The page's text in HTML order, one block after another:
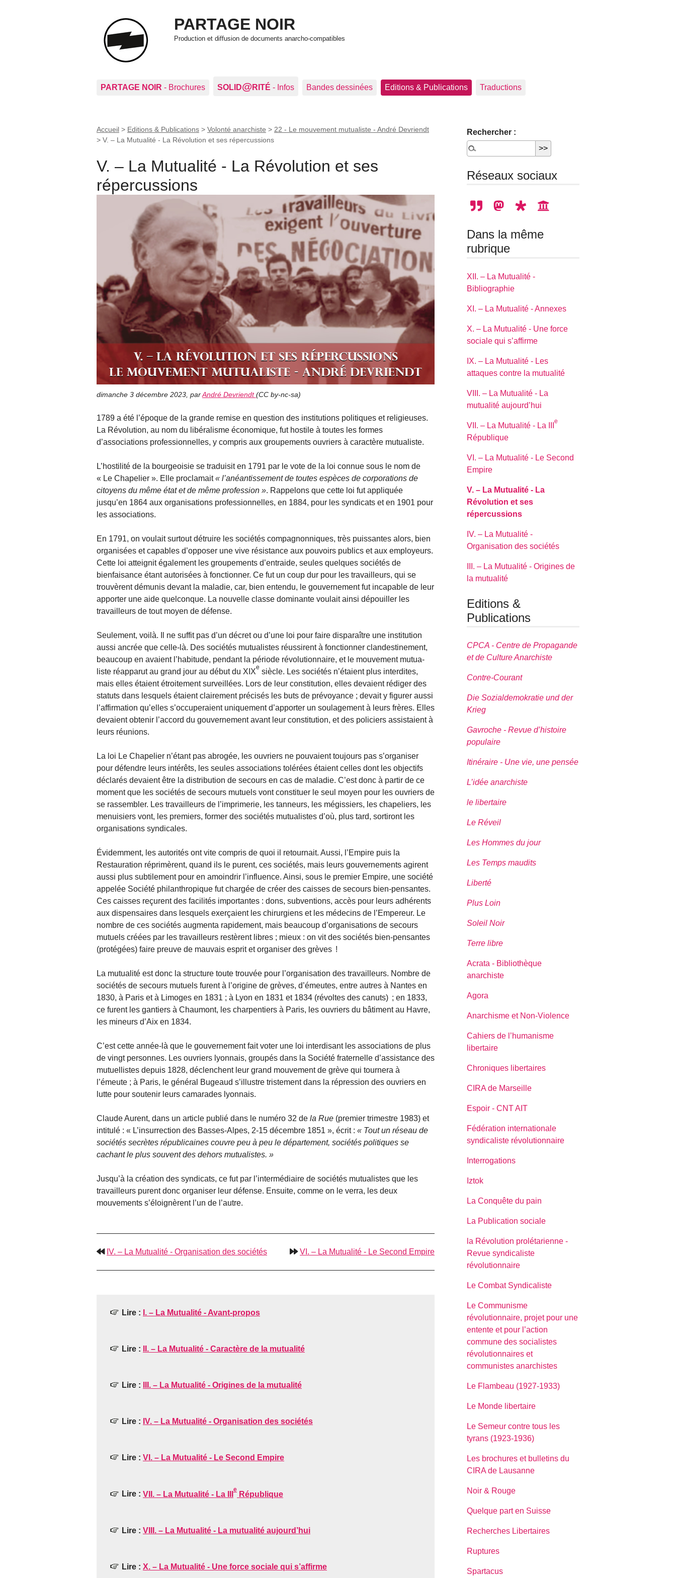
PARTAGE NOIR
Production et diffusion de documents anarcho-compatibles
PARTAGE NOIR - Brochures SOLID@RITÉ - Infos Bandes dessinées Editions & Publications Traductions
Accueil > Editions & Publications > Volonté anarchiste > 22 - Le mouvement mutualiste - André Devriendt
> V. – La Mutualité - La Révolution et ses répercussions
V. – La Mutualité - La Révolution et ses
répercussions
dimanche 3 décembre 2023, parAndré Devriendt(CC by-nc-sa)
1789 a été l’époque de la grande remise en question des institutions politiques et religieuses.
La Révolution, au nom du libéralisme écono­mique, fut hostile à toutes les formes
d’associations professionnelles, y compris aux groupements ouvriers à caractère mutualiste.
L’hostilité de la bourgeoisie se traduisit en 1791 par le vote de la loi connue sous le nom de
« Le Chapelier ». Elle proclamait
l’anéantis­sement de toutes espèces de corporations de
citoyens du même état et de même profession
. Rappelons que cette loi fut appliquée
jusqu’en 1864 aux organisations professionnelles, en 1884, pour les syndicats et en 1901 pour
les associations.
En 1791, on voulait surtout détruire les sociétés compagnonniques, très puissantes alors, bien
organisées et capables d’opposer une vive résis­tance aux pouvoirs publics et aux employeurs.
Cette loi atteignit également les groupements d’entraide, seules quelques sociétés de
bienfaisance étant autorisées à fonctionner. Ce fut un coup dur pour les travailleurs, qui se
trouvèrent démunis devant la maladie, car, bien entendu, le gouverne­ment fut incapable de leur
apporter une aide quelconque. La nouvelle classe dominante voulait ainsi dépouiller les
travailleurs de tout moyen de défense.
Seulement, voilà. Il ne suffit pas d’un décret ou d’une loi pour faire disparaître une institution
aussi ancrée que celle-là. Des sociétés mutualistes réussirent à fonctionner clandestinement,
beaucoup en avaient l’habitude, pendant la période révolutionnaire, et le mouvement mutua­
liste réapparut au grand jour au début du XIX
e
siècle. Les sociétés n’étaient plus interdites,
mais elles étaient étroitement surveillées. Lors de leur constitution, elles devaient rédiger des
statuts dans lesquels étaient clairement précisés les buts de prévoyance ; devait y figurer aussi
l’affirmation qu’elles s’occuperaient uniquement d’apporter un soulage­ment à leurs frères. Elles
devaient obtenir l’accord du gouvernement avant leur constitution, et des policiers assistaient à
leurs réunions.
La loi Le Chapelier n’étant pas abrogée, les ouvriers ne pouvaient toujours pas s’organiser
pour défendre leurs intérêts, les seules associations tolérées étaient celles dont les objectifs
déclarés devaient être la distri­bution de secours en cas de maladie. C’est donc à partir de ce
moment que les sociétés de secours mutuels vont constituer le seul moyen pour les ouvriers de
se rassembler. Les travailleurs de l’imprimerie, les tanneurs, les mégissiers, les chapeliers, les
menuisiers vont, les premiers, former des sociétés mutualistes d’où, plus tard, sortiront les
organisations syndicales.
Évidemment, les autorités ont vite compris de quoi il retournait. Aussi, l’Empire puis la
Restauration réprimèrent, quand ils le purent, ces sociétés, mais leurs gouvernements agirent
aussi plus subtilement pour en amoindrir l’influence. Ainsi, sous le premier Empire, une société
appelée Société philanthropique fut chargée de créer des caisses de secours bien-­pensantes.
Ces caisses reçurent des facilités importantes : dons, subven­tions, accès pour leurs adhérents
aux dispensaires dans lesquels exerçaient les chirurgiens et les médecins de l’Empereur. Le
nombre de ces sociétés augmenta rapidement, mais beaucoup d’organisations de secours
mutuels créées par les travailleurs restèrent libres ; mieux : on vit des sociétés bien-pensantes
(protégées) faire preuve de mauvais esprit et organiser des grèves !
La mutualité est donc la structure toute trouvée pour l’organisation des travailleurs. Nombre de
sociétés de secours mutuels furent à l’origine de grèves, d’émeutes, entre autres à Nantes en
1830, à Paris et à Limoges en 1831 ; à Lyon en 1831 et 1834 (révoltes des canuts) ; en 1833,
ce furent les gantiers à Chaumont, les charpentiers à Paris, les ouvriers du bâtiment au Havre,
les mineurs d’Aix en 1834.
C’est cette année-là que le gouvernement fait voter une loi interdisant les associations de plus
de vingt personnes. Les ouvriers lyonnais, groupés dans la Société fraternelle d’assistance des
mutuellistes depuis 1828, déclenchent leur grand mouvement de grève qui tournera à
l’émeute ; à Paris, le général Bugeaud s’illustre tristement dans la répression des ouvriers en
lutte pour soutenir leurs camarades lyonnais.
Claude Aurent, dans un article publié dans le numéro 32 de la Rue (premier trimestre 1983) et
intitulé : « L’insurrection des Basses-Alpes, 2-15 décembre 1851 », écrit :
Tout un réseau de
sociétés secrètes républicaines couvre peu à peu le département, sociétés politiques se
cachant le plus souvent des dehors mutualistes.
Jusqu’à la création des syndicats, ce fut par l’intermédiaire de sociétés mutualistes que les
travailleurs purent donc organiser leur défense. Ensuite, comme on le verra, les deux
mouvements s’éloignèrent l’un de l’autre.
IV. – La Mutualité - Organisation des sociétés VI. – La Mutualité - Le Second Empire
Lire : I. – La Mutualité - Avant-propos
Lire : II. – La Mutualité - Caractère de la mutualité
Lire : III. – La Mutualité - Origines de la mutualité
Lire : IV. – La Mutualité - Organisation des sociétés
Lire : VI. – La Mutualité - Le Second Empire
Lire : VII. – La Mutualité - La III
e
République
Lire : VIII. – La Mutualité - La mutualité aujourd’hui
Lire : X. – La Mutualité - Une force sociale qui s’affirme
Rechercher :
Réseaux sociaux
Dans la même
rubrique
XII. – La Mutualité -
Bibliographie
XI. – La Mutualité - Annexes
X. – La Mutualité - Une force
sociale qui s’affirme
IX. – La Mutualité - Les
attaques contre la mutualité
VIII. – La Mutualité - La
mutualité aujourd’hui
VII. – La Mutualité - La III
e
République
VI. – La Mutualité - Le Second
Empire
V. – La Mutualité - La
Révolution et ses
répercussions
IV. – La Mutualité -
Organisation des sociétés
III. – La Mutualité - Origines de
la mutualité
Editions &
Publications
CPCA - Centre de Propagande
et de Culture Anarchiste
Contre-Courant
Die Sozialdemokratie und der
Krieg
Gavroche - Revue d’histoire
populaire
Itinéraire - Une vie, une pensée
L’idée anarchiste
le libertaire
Le Réveil
Les Hommes du jour
Les Temps maudits
Liberté
Plus Loin
Soleil Noir
Terre libre
Acrata - Bibliothèque
anarchiste
Agora
Anarchisme et Non-Violence
Cahiers de l’humanisme
libertaire
Chroniques libertaires
CIRA de Marseille
Espoir - CNT AIT
Fédération internationale
syndicaliste révolutionnaire
Interrogations
Iztok
La Conquête du pain
La Publication sociale
la Révolution prolétarienne -
Revue syndicaliste
révolutionnaire
Le Combat Syndicaliste
Le Communisme
révolutionnaire, projet pour une
entente et pour l’action
commune des socialistes
révolutionnaires et
communistes anarchistes
Le Flambeau (1927-1933)
Le Monde libertaire
Le Semeur contre tous les
tyrans (1923-1936)
Les brochures et bulletins du
CIRA de Lausanne
Noir & Rouge
Quelque part en Suisse
Recherches Libertaires
Ruptures
Spartacus